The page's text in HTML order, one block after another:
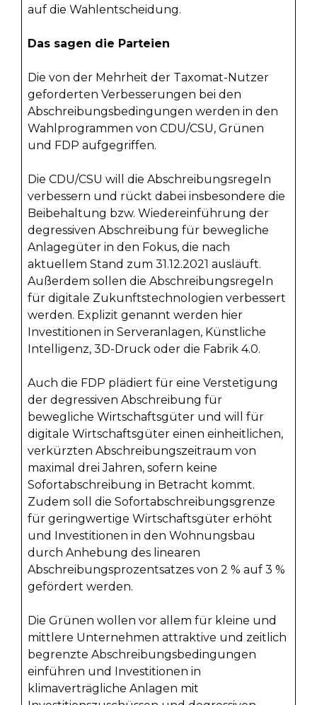
auf die Wahlentscheidung.
Das sagen die Parteien
Die von der Mehrheit der Taxomat-Nutzer
geforderten Verbesserungen bei den
Abschreibungsbedingungen werden in den
Wahlprogrammen von CDU/CSU, Grünen
und FDP aufgegriffen.
Die CDU/CSU will die Abschreibungsregeln
verbessern und rückt dabei insbesondere die
Beibehaltung bzw. Wiedereinführung der
degressiven Abschreibung für bewegliche
Anlagegüter in den Fokus, die nach
aktuellem Stand zum 31.12.2021 ausläuft.
Außerdem sollen die Abschreibungsregeln
für digitale Zukunftstechnologien verbessert
werden. Explizit genannt werden hier
Investitionen in Serveranlagen, Künstliche
Intelligenz, 3D-Druck oder die Fabrik 4.0.
Auch die FDP plädiert für eine Verstetigung
der degressiven Abschreibung für
bewegliche Wirtschaftsgüter und will für
digitale Wirtschaftsgüter einen einheitlichen,
verkürzten Abschreibungszeitraum von
maximal drei Jahren, sofern keine
Sofortabschreibung in Betracht kommt.
Zudem soll die Sofortabschreibungsgrenze
für geringwertige Wirtschaftsgüter erhöht
und Investitionen in den Wohnungsbau
durch Anhebung des linearen
Abschreibungsprozentsatzes von 2 % auf 3 %
gefördert werden.
Die Grünen wollen vor allem für kleine und
mittlere Unternehmen attraktive und zeitlich
begrenzte Abschreibungsbedingungen
einführen und Investitionen in
klimaverträgliche Anlagen mit